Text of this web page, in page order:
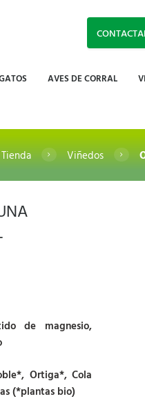
AVES DE CORRAL
Tienda Viñedos
de magnesio,
Ortiga*, Cola
(*plantas bio)